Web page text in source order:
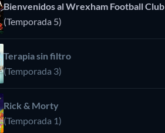
Bienvenidos al Wrexham Football Club
(Temporada 5)
Terapia sin filtro
(Temporada 3)
Rick & Morty
(Temporada 1)